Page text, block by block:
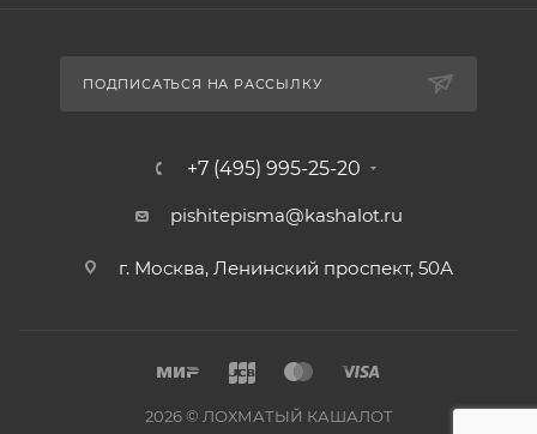
ПОДПИСАТЬСЯ НА РАССЫЛКУ
+7 (495) 995-25-20​
pishitepisma@kashalot.ru
г. Москва, Ленинский проспект, 50А​
2026 © ЛОХМАТЫЙ КАШАЛОТ